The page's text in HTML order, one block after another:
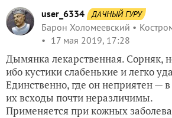
user_6334 ДАЧНЫЙ ГУРУ
Барон Холомеевский
17 мая 2019, 17:28
Дымянка лекарственная. Сорняк,
ибо кустики слабенькие и легко
Единственно, где он неприятен —
их всходы почти неразличимы.
Применяется при кожных